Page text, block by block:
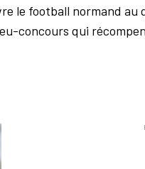
le football normand au
concours qui